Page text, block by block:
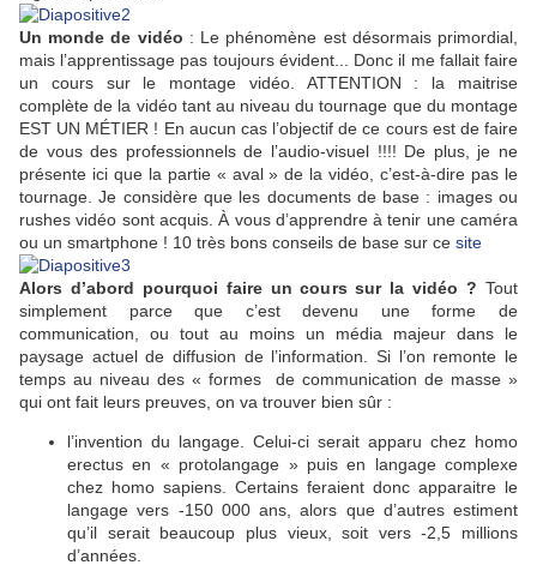
Un monde de vidéo : Le phénomène est désormais primordial,
mais l’apprentissage pas toujours évident... Donc il me fallait faire
un cours sur le montage vidéo. ATTENTION : la maitrise
complète de la vidéo tant au niveau du tournage que du montage
EST UN MÉTIER ! En aucun cas l’objectif de ce cours est de faire
de vous des professionnels de l’audio-visuel !!!! De plus, je ne
présente ici que la partie « aval » de la vidéo, c’est-à-dire pas le
tournage. Je considère que les documents de base : images ou
rushes vidéo sont acquis. À vous d’apprendre à tenir une caméra
ou un smartphone ! 10 très bons conseils de base sur ce site
Alors d’abord pourquoi faire un cours sur la vidéo ? Tout
simplement parce que c’est devenu une forme de
communication, ou tout au moins un média majeur dans le
paysage actuel de diffusion de l’information. Si l’on remonte le
temps au niveau des « formes de communication de masse »
qui ont fait leurs preuves, on va trouver bien sûr :
l’invention du langage. Celui-ci serait apparu chez homo
erectus en « protolangage » puis en langage complexe
chez homo sapiens. Certains feraient donc apparaitre le
langage vers -150 000 ans, alors que d’autres estiment
qu’il serait beaucoup plus vieux, soit vers -2,5 millions
d’années.